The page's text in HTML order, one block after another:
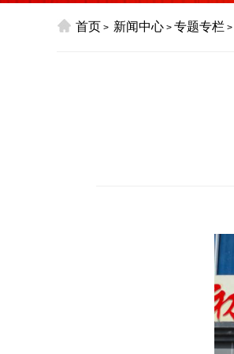
首页 > 新闻中心 > 专题专栏 >